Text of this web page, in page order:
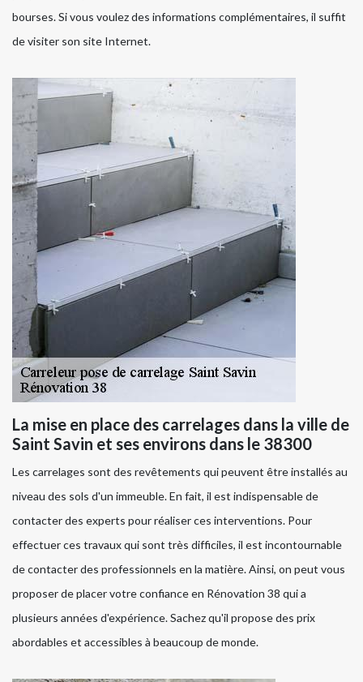
bourses. Si vous voulez des informations complémentaires, il suffit
de visiter son site Internet.
La mise en place des carrelages dans la ville de
Saint Savin et ses environs dans le 38300
Les carrelages sont des revêtements qui peuvent être installés au
niveau des sols d'un immeuble. En fait, il est indispensable de
contacter des experts pour réaliser ces interventions. Pour
effectuer ces travaux qui sont très difficiles, il est incontournable
de contacter des professionnels en la matière. Ainsi, on peut vous
proposer de placer votre confiance en Rénovation 38 qui a
plusieurs années d'expérience. Sachez qu'il propose des prix
abordables et accessibles à beaucoup de monde.